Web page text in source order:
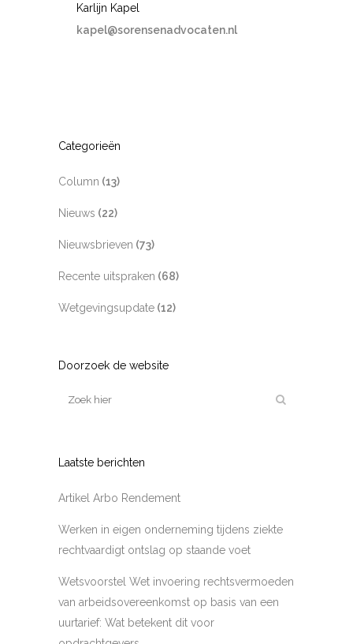
Karlijn Kapel
kapel@sorensenadvocaten.nl
Categorieën
Column (13)
Nieuws (22)
Nieuwsbrieven (73)
Recente uitspraken (68)
Wetgevingsupdate (12)
Doorzoek de website
Laatste berichten
Artikel Arbo Rendement
Werken in eigen onderneming tijdens ziekte
rechtvaardigt ontslag op staande voet
Wetsvoorstel Wet invoering rechtsvermoeden
van arbeidsovereenkomst op basis van een
uurtarief: Wat betekent dit voor